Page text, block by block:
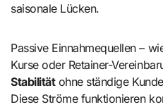
saisonale Lücken.
Passive Einnahmequellen –
Kurse oder Retainer-
Stabilitätohne ständige
Diese Ströme funktionieren